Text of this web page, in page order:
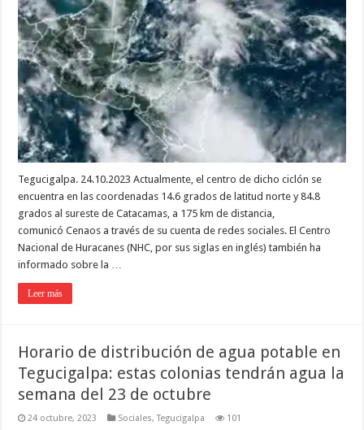
Tegucigalpa. 24.10.2023 Actualmente, el centro de dicho ciclón se
encuentra en las coordenadas 14.6 grados de latitud norte y 84.8
grados al sureste de Catacamas, a 175 km de distancia,
comunicó Cenaos a través de su cuenta de redes sociales. El Centro
Nacional de Huracanes (NHC, por sus siglas en inglés) también ha
informado sobre la …
Leer más
Horario de distribución de agua potable en
Tegucigalpa: estas colonias tendrán agua la
semana del 23 de octubre
24 octubre, 2023 Sociales,Tegucigalpa 101